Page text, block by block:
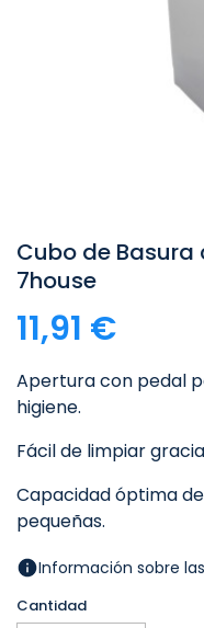
Cubo de Basura
7house
11,91 €
Apertura con pedal
higiene.
Fácil de limpiar
Capacidad óptima
pequeñas.
Información sobre
Cantidad